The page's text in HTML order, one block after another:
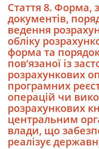
Стаття 8. Форма,
документів,
ведення
обліку
форма та
пов’язаної із
розрахункових
програмних
операцій чи
розрахункових
центральним
влади, що
реалізує